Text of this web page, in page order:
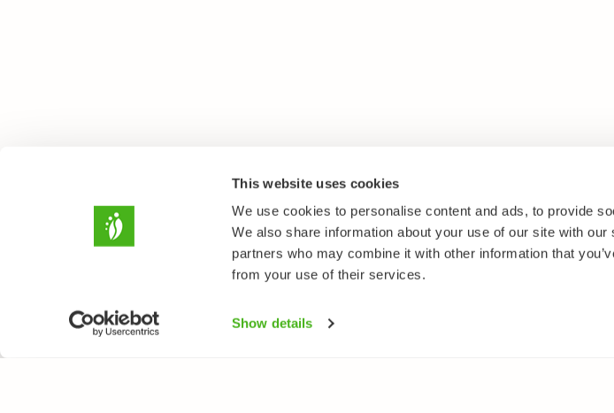
This website uses cookies
We use cookies to personalise content and ads, to provide
We also share information about your use of our site with
partners who may combine it with other information that
from your use of their services.
Show details